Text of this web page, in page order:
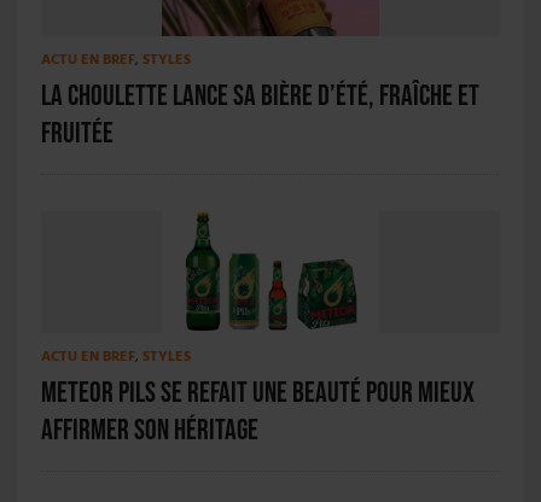
ACTU EN BREF, STYLES
La Choulette lance sa bière d’été, fraîche et
fruitée
ACTU EN BREF, STYLES
Meteor Pils se refait une beauté pour mieux
affirmer son héritage